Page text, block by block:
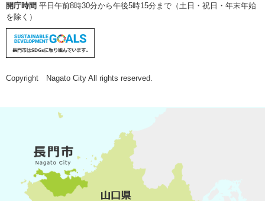
開庁時間 平日午前8時30分から午後5時15分まで（土日・祝日・年末年始
を除く）
Copyright Nagato City All rights reserved.